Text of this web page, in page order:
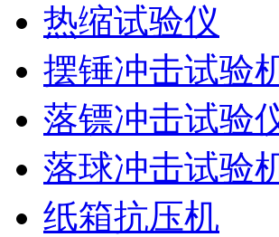
热缩试验仪
摆锤冲击试验
落镖冲击试验
落球冲击试验
纸箱抗压机